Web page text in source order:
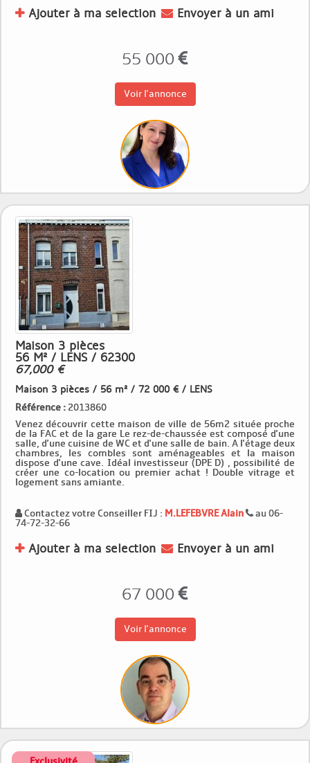
Ajouter à ma selection Envoyer à un ami
55 000
Voir l'annonce
Maison 3 pièces
56 M² / LENS / 62300
67,000 €
Maison 3 pièces / 56 m² / 72 000 € / LENS
Référence : 2013860
Venez découvrir cette maison de ville de 56m2 située proche
de la FAC et de la gare Le rez-de-chaussée est composé d'une
salle, d'une cuisine de WC et d'une salle de bain. A l'étage deux
chambres, les combles sont aménageables et la maison
dispose d'une cave. Idéal investisseur (DPE D) , possibilité de
créer une co-location ou premier achat ! Double vitrage et
logement sans amiante.
Contactez votre Conseiller FIJ : M.LEFEBVRE Alain
au 06-
74-72-32-66
Ajouter à ma selection Envoyer à un ami
67 000
Voir l'annonce